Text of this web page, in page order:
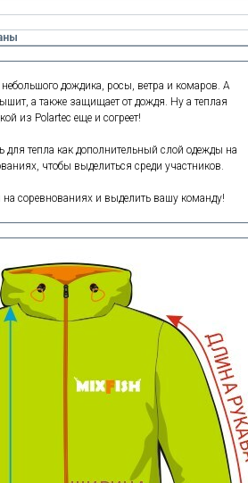
дождика, росы, ветра и комаров. А
а также защищает от дождя. Ну а теплая
из Polartec еще и согреет!
тепла как дополнительный слой одежды на
чтобы выделиться среди участников.
соревнованиях и выделить вашу команду!